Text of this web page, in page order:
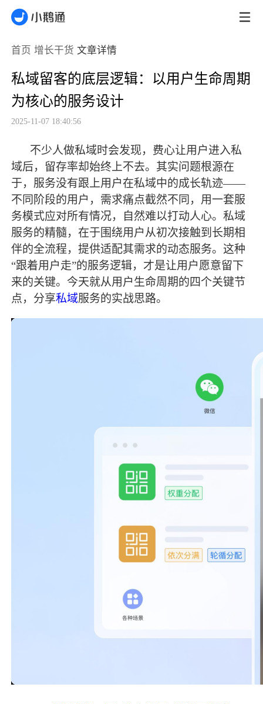
首页 增长干货 文章详情
私域留客的底层逻辑：以用户生命周期
为核心的服务设计
2025-11-07 18:40:56
不少人做私域时会发现，费心让用户进入私
域后，留存率却始终上不去。其实问题根源在
于，服务没有跟上用户在私域中的成长轨迹——
不同阶段的用户，需求痛点截然不同，用一套服
务模式应对所有情况，自然难以打动人心。私域
服务的精髓，在于围绕用户从初次接触到长期相
伴的全流程，提供适配其需求的动态服务。这种
“跟着用户走”的服务逻辑，才是让用户愿意留下
来的关键。今天就从用户生命周期的四个关键节
点，分享私域服务的实战思路。